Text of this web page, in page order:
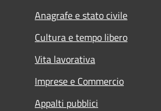
Anagrafe e stato civile
Cultura e tempo libero
Vita lavorativa
Imprese e Commercio
Appalti pubblici